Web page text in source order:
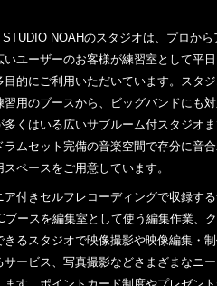
STUDIO NOAHのスタジオは、プロから
いユーザーのお客様が練習室として平
目的にご利用いただいています。スタ
習用のブースから、ビッグバンドにも
多くはいる広いサブルーム付スタジオま
ラムセット完備の音楽空間で存分に音合
スペースをご用意しています。
ア付きセルフレコーディングで収録す
ブースを編集室として使う編集作業、
きるスタジオで映像撮影や映像編集・
サービス、写真撮影などさまざまなニ